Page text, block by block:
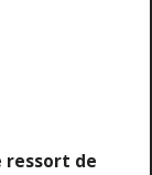
ressort de